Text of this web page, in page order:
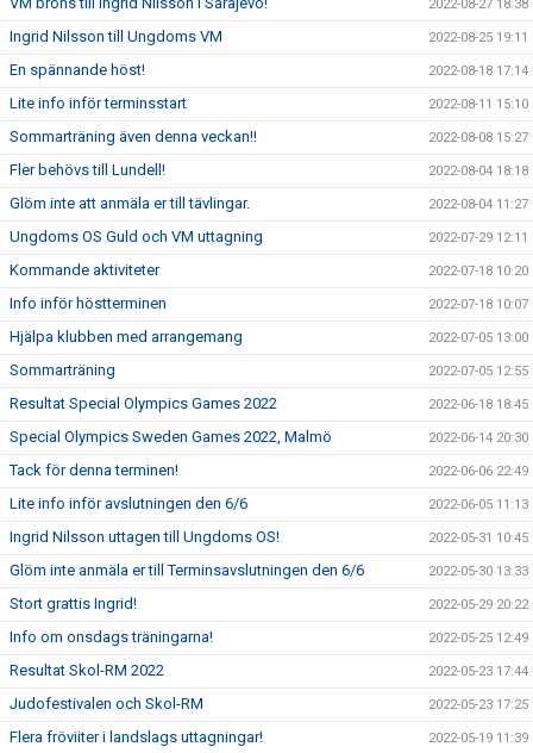
2022-08-27 18:38
Ingrid Nilsson till Ungdoms VM 2022-08-25 19:11
En spännande höst! 2022-08-18 17:14
Lite info inför terminsstart 2022-08-11 15:10
Sommarträning även denna veckan!! 2022-08-08 15:27
Fler behövs till Lundell! 2022-08-04 18:18
Glöm inte att anmäla er till tävlingar. 2022-08-04 11:27
Ungdoms OS Guld och VM uttagning 2022-07-29 12:11
Kommande aktiviteter 2022-07-18 10:20
Info inför höstterminen 2022-07-18 10:07
Hjälpa klubben med arrangemang 2022-07-05 13:00
Sommarträning 2022-07-05 12:55
Resultat Special Olympics Games 2022 2022-06-18 18:45
Special Olympics Sweden Games 2022, Malmö 2022-06-14 20:30
Tack för denna terminen! 2022-06-06 22:49
Lite info inför avslutningen den 6/6 2022-06-05 11:13
Ingrid Nilsson uttagen till Ungdoms OS! 2022-05-31 10:45
Glöm inte anmäla er till Terminsavslutningen den 6/6 2022-05-30 13:33
Stort grattis Ingrid! 2022-05-29 20:22
Info om onsdags träningarna! 2022-05-25 12:49
Resultat Skol-RM 2022 2022-05-23 17:44
Judofestivalen och Skol-RM 2022-05-23 17:25
Flera fröviiter i landslags uttagningar! 2022-05-19 11:39